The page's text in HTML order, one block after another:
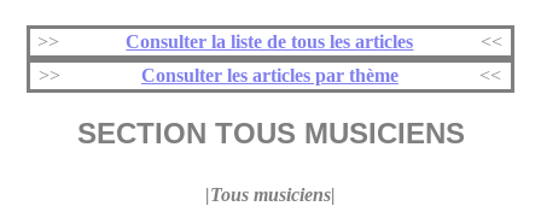
>> Consulter la liste de tous les articles
<<
>>
Consulter les articles par thème <<
SECTION TOUS MUSICIENS
|Tous musiciens|